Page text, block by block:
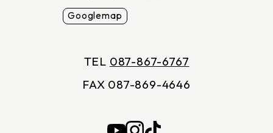
Googlemap
TEL 087-867-6767
FAX 087-869-4646